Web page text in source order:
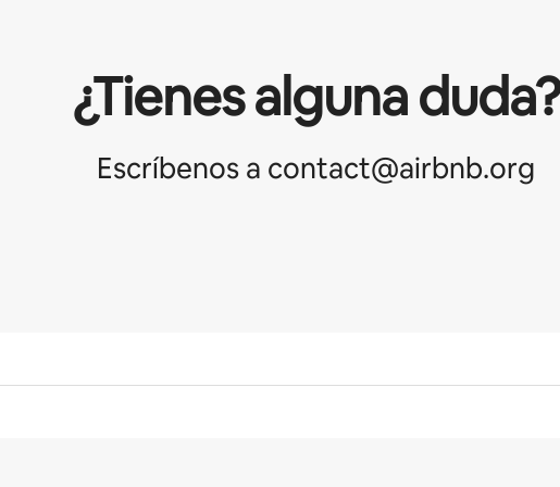
¿Tienes alguna duda?
Escríbenos a contact@airbnb.org